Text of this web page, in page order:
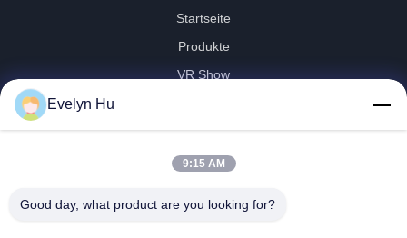
Startseite
Produkte
VR Show
Fabrik Tour
Qualitätskontrolle
Referenzen
Evelyn Hu
9:15 AM
Good day, what product are you looking for?